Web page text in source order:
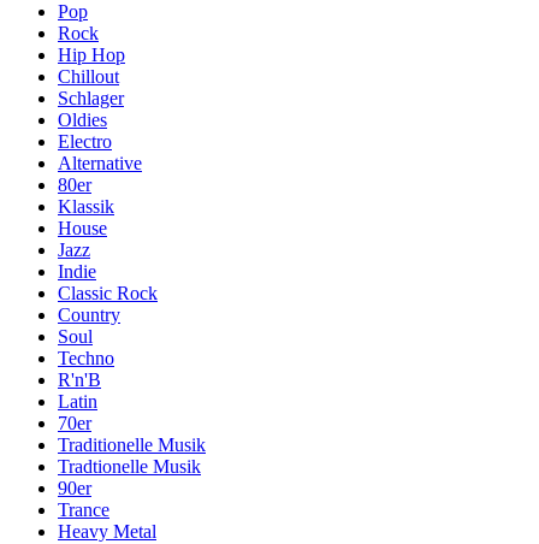
Pop
Rock
Hip Hop
Chillout
Schlager
Oldies
Electro
Alternative
80er
Klassik
House
Jazz
Indie
Classic Rock
Country
Soul
Techno
R'n'B
Latin
70er
Traditionelle Musik
Tradtionelle Musik
90er
Trance
Heavy Metal